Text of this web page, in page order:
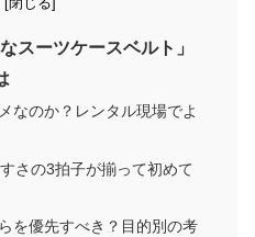
スーツケースベルト」
なのか？レンタル現場でよ
さの3拍子が揃って初めて
を優先すべき？目的別の考